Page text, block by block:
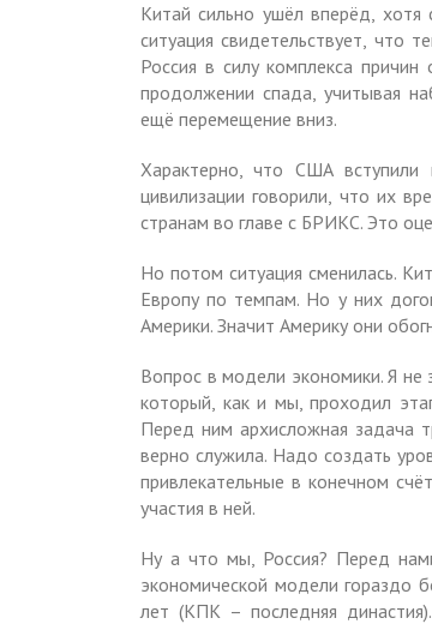
Китай сильно ушёл вперёд,
ситуация свидетельствует, что
Россия в силу комплекса
продолжении спада, учитывая
ещё перемещение вниз.
Характерно, что США
цивилизации говорили, что их
странам во главе с БРИКС. Это
Но потом ситуация сменилась.
Европу по темпам. Но у них
Америки. Значит Америку они
Вопрос в модели экономики. Я не
который, как и мы, проходил
Перед ним архисложная задача
верно служила. Надо создать
привлекательные в конечном
участия в ней.
Ну а что мы, Россия? Перед
экономической модели гораздо
лет (КПК – последняя